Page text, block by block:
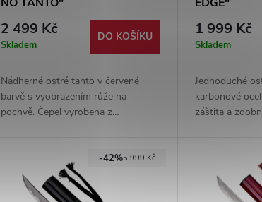
2 499 Kč
Skladem
DO KOŠÍKU
Nádherné ostré tanto v červené
barvě s vyobrazením růže na
pochvě. Čepel vyrobena z
1 999 Kč
Skladem
Jednoduché
karbonové
záštita a
5 999 Kč
-42%